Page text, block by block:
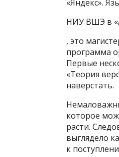
«Яндекс».
НИУ ВШЭ в
, это
программа
Первые
«Теория
наверстать.
которое
расти.
выглядело
к